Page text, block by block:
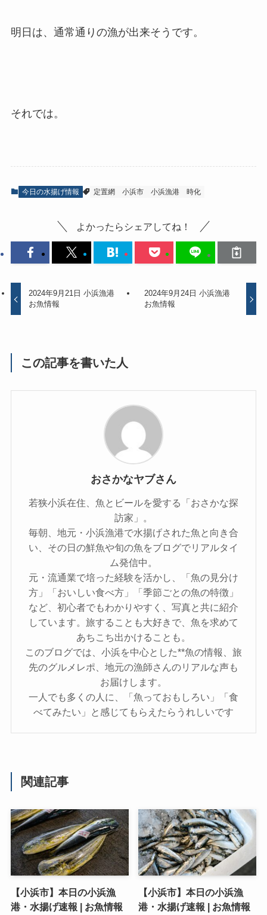
明日は、通常通りの漁が出来そうです。
それでは。
今日の水揚げ情報 定置網 小浜市 小浜漁港 時化
よかったらシェアしてね！
2024年9月21日 小浜漁港
お魚情報
2024年9月24日 小浜漁港
お魚情報
この記事を書いた人
おさかなヤブさん
若狭小浜在住、魚とビールを愛する「おさかな探
訪家」。
毎朝、地元・小浜漁港で水揚げされた魚と向き合
い、その日の鮮魚や旬の魚をブログでリアルタイ
ム発信中。
元・流通業で培った経験を活かし、「魚の見分け
方」「おいしい食べ方」「季節ごとの魚の特徴」
など、初心者でもわかりやすく、写真と共に紹介
しています。旅することも大好きで、魚を求めて
あちこち出かけることも。
このブログでは、小浜を中心とした**魚の情報、旅
先のグルメレポ、地元の漁師さんのリアルな声も
お届けします。
一人でも多くの人に、「魚っておもしろい」「食
べてみたい」と感じてもらえたらうれしいです
関連記事
【小浜市】本日の小浜漁
港・水揚げ速報 | お魚情報
【小浜市】本日の小浜漁
港・水揚げ速報 | お魚情報